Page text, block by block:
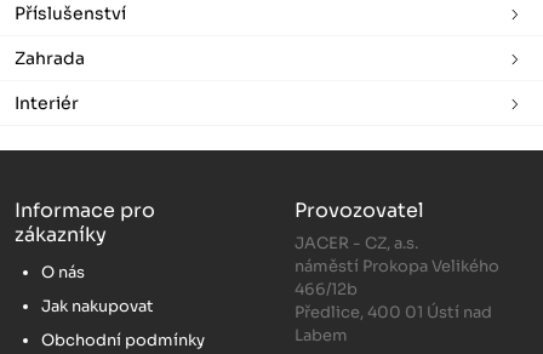
Příslušenství
Zahrada
Interiér
Informace pro
zákazníky
O nás
Jak nakupovat
Obchodní podmínky
Provozovatel
JACER - CZ, a.s.
náměstí Prokopa Velikého
466/12b
Předlice, 400 01 Ústí nad
Labem